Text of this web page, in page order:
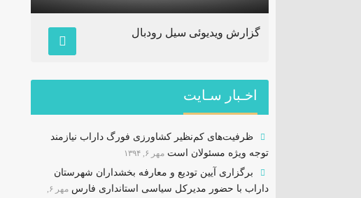
گزارش ویدیوئی سیل رودبال
اخـبار سـایت
ظرفیت‌های کم‌نظیر کشاورزی فورگ داراب نیازمند
توجه ویژه مسئولان است مهر ۶, ۱۳۹۴
برگزاری آیین تودیع و معارفه بخشداران شهرستان
داراب با حضور مدیرکل سیاسی استانداری فارس
مهر ۶,